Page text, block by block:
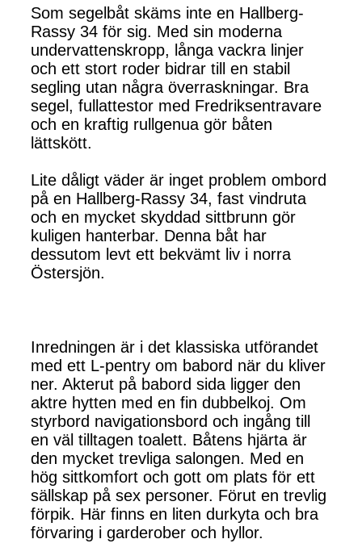
Som segelbåt skäms inte en Hallberg-
Rassy 34 för sig. Med sin moderna
undervattenskropp, långa vackra linjer
och ett stort roder bidrar till en stabil
segling utan några överraskningar. Bra
segel, fullattestor med Fredriksentravare
och en kraftig rullgenua gör båten
lättskött.
Lite dåligt väder är inget problem ombord
på en Hallberg-Rassy 34, fast vindruta
och en mycket skyddad sittbrunn gör
kuligen hanterbar. Denna båt har
dessutom levt ett bekvämt liv i norra
Östersjön.
Inredningen är i det klassiska utförandet
med ett L-pentry om babord när du kliver
ner. Akterut på babord sida ligger den
aktre hytten med en fin dubbelkoj. Om
styrbord navigationsbord och ingång till
en väl tilltagen toalett. Båtens hjärta är
den mycket trevliga salongen. Med en
hög sittkomfort och gott om plats för ett
sällskap på sex personer. Förut en trevlig
förpik. Här finns en liten durkyta och bra
förvaring i garderober och hyllor.